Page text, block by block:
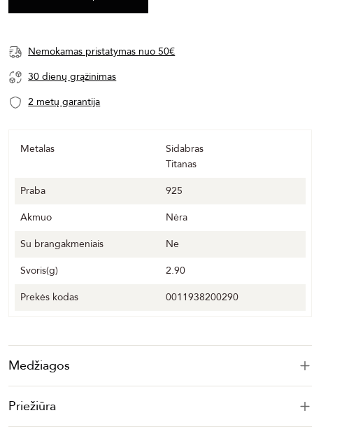
Nemokamas pristatymas nuo 50€
30 dienų grąžinimas
2 metų garantija
Metalas
Sidabras
Titanas
Praba
925
Akmuo
Nėra
Su brangakmeniais
Ne
Svoris(g)
2.90
Prekės kodas
0011938200290
Medžiagos
Priežiūra